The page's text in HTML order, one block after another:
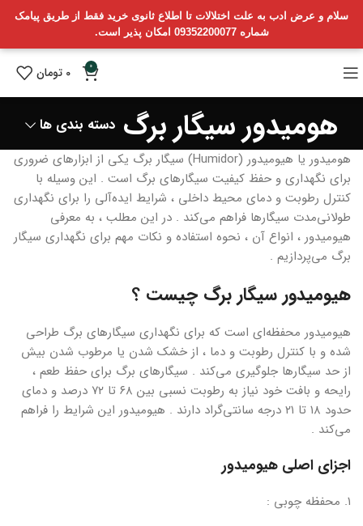
سلام و عرض ادب به علت اختلالات تا اطلاع ثانوی خرید فقط از طریق پیامک
شماره 09352200077 امکان پذیر است.
0
0 تومان
هومیدور سیگار برگدسته بندی ها
هومیدور یا هیومیدور (Humidor) سیگار برگ یکی از ابزارهای ضروری
برای نگهداری و حفظ کیفیت سیگارهای برگ است . این وسیله با
کنترل رطوبت و دمای محیط داخلی ، شرایط ایده‌آلی را برای نگهداری
طولانی‌مدت سیگارها فراهم می‌کند . در این مطلب ، به معرفی
هیومیدور ، انواع آن ، نحوه استفاده و نکات مهم برای نگهداری سیگار
برگ می‌پردازیم .
هیومیدور سیگار برگ چیست ؟
هیومیدور محفظه‌ای است که برای نگهداری سیگارهای برگ طراحی
شده و با کنترل رطوبت و دما ، از خشک شدن یا مرطوب شدن بیش
از حد سیگارها جلوگیری می‌کند . سیگارهای برگ برای حفظ طعم ،
رایحه و بافت خود نیاز به رطوبت نسبی بین ۶۸ تا ۷۲ درصد و دمای
حدود ۱۸ تا ۲۱ درجه سانتی‌گراد دارند . هیومیدور این شرایط را فراهم
می‌کند .
اجزای اصلی هیومیدور
۱. محفظه چوبی :